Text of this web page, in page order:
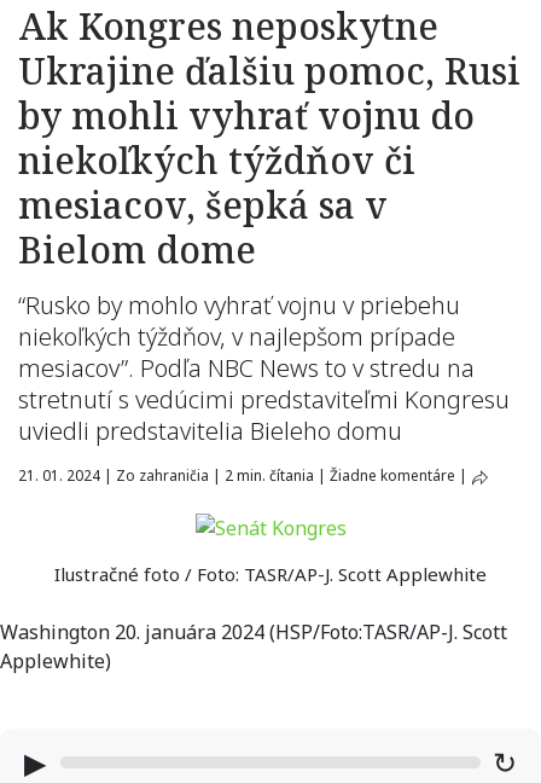
Ak Kongres neposkytne
Ukrajine ďalšiu pomoc, Rusi
by mohli vyhrať vojnu do
niekoľkých týždňov či
mesiacov, šepká sa v
Bielom dome
“Rusko by mohlo vyhrať vojnu v priebehu
niekoľkých týždňov, v najlepšom prípade
mesiacov”. Podľa NBC News to v stredu na
stretnutí s vedúcimi predstaviteľmi Kongresu
uviedli predstavitelia Bieleho domu
21. 01. 2024 | Zo zahraničia | 2 min. čítania | Žiadne komentáre |
Ilustračné foto / Foto: TASR/AP-J. Scott Applewhite
Washington 20. januára 2024 (HSP/Foto:TASR/AP-J. Scott
Applewhite)
▶ ↻